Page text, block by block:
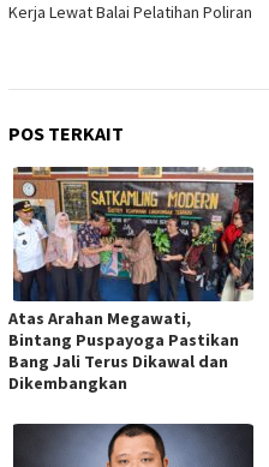
Kerja Lewat Balai Pelatihan Poliran
POS TERKAIT
Atas Arahan Megawati,
Bintang Puspayoga Pastikan
Bang Jali Terus Dikawal dan
Dikembangkan